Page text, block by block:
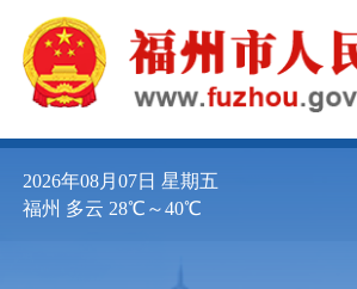
2026年08月07日 星期五
福州 多云 28℃～40℃